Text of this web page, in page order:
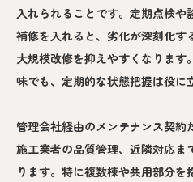
入れられることです。定期点検や
補修を入れると、劣化が深刻化す
大規模改修を抑えやすくなりま
味でも、定期的な状態把握は役に
管理会社経由のメンテナンス契約
施工業者の品質管理、近隣対応ま
ります。特に複数棟や共用部分